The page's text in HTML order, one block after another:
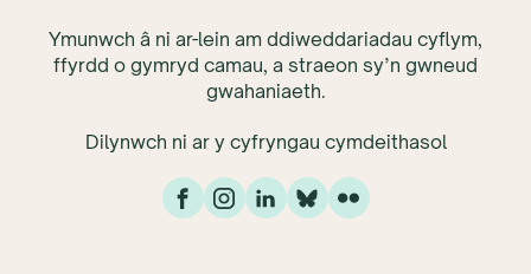
Ymunwch â ni ar-lein am ddiweddariadau cyflym,
ffyrdd o gymryd camau, a straeon sy’n gwneud
gwahaniaeth.
Dilynwch ni ar y cyfryngau cymdeithasol